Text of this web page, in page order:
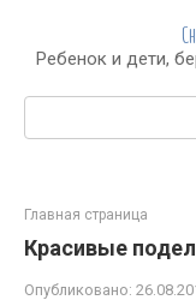
контентуРебенок и дети,
Поиск:
Главная страница
Красивые
Опубликовано: